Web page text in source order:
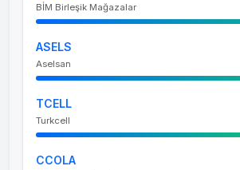
BİM Birleşik Mağazalar
ASELS
Aselsan
TCELL
Turkcell
CCOLA